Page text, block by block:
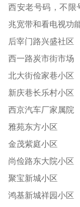
西安老号码，不限
兆宽带和看电视功
后宰门路兴盛社区
西一路炭市街市场
北大街俭家巷小区
新庆巷长乐村小区
西京汽车厂家属院
雅苑东方小区
金茂紫庭小区
尚俭路东大院小区
聚宝新城小区
鸿基新城祥园小区